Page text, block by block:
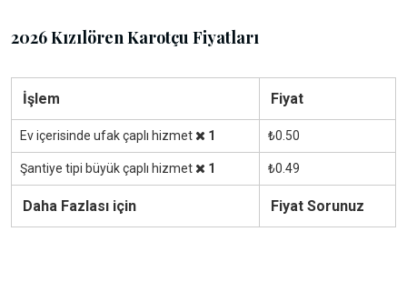
2026 Kızılören Karotçu Fiyatları
İşlem Fiyat
Ev içerisinde ufak çaplı hizmet 1 ₺0.50
Şantiye tipi büyük çaplı hizmet 1 ₺0.49
Daha Fazlası için Fiyat Sorunuz